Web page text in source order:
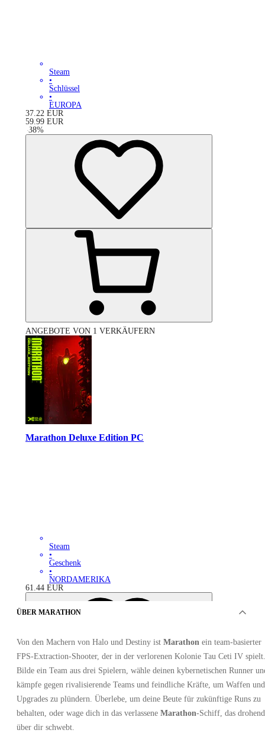
Steam
•
Schlüssel
•
EUROPA
37.22 EUR
59.99 EUR
-38%
ANGEBOTE VON 1 VERKÄUFERN
Marathon Deluxe Edition PC
Steam
•
Geschenk
•
NORDAMERIKA
61.44 EUR
ÜBER MARATHON
Von den Machern von Halo und Destiny ist Marathon ein team-basierter
FPS-Extraction-Shooter, der in der verlorenen Kolonie Tau Ceti IV spielt.
Bilde ein Team aus drei Spielern, wähle deinen kybernetischen Runner
kämpfe gegen rivalisierende Teams und feindliche Kräfte, um Waffen und
Upgrades zu plündern. Überlebe, um deine Beute für zukünftige Runs zu
behalten, oder wage dich in das verlassene Marathon-Schiff, das drohend
über dir schwebt.